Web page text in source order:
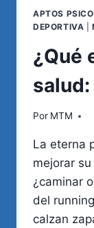
APTOS
DEPORTIVA |
¿Qué
Por MTM
La eterna
mejorar
¿caminar
del
calzan